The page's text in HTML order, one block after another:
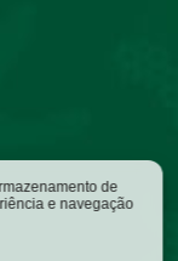
de
e navegação